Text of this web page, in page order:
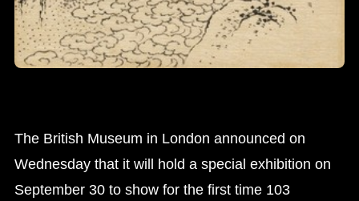
The British Museum in London announced on
Wednesday that it will hold a special exhibition on
September 30 to show for the first time 103